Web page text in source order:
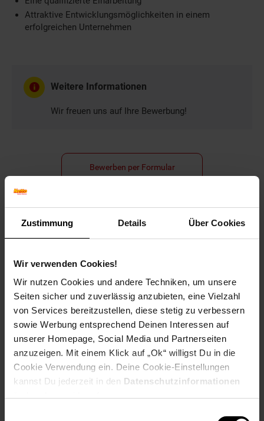
Zustimmung Details Über Cookies
Wir verwenden Cookies!
Wir nutzen Cookies und andere Techniken, um unsere
Seiten sicher und zuverlässig anzubieten, eine Vielzahl
von Services bereitzustellen, diese stetig zu verbessern
sowie Werbung entsprechend Deinen Interessen auf
unserer Homepage, Social Media und Partnerseiten
anzuzeigen. Mit einem Klick auf „Ok“ willigst Du in die
Cookie Verwendung ein. Deine Cookie-Einstellungen
kannst Du jederzeit in den Datenschutzinformationen
Attraktive Entwicklungsmöglichkeiten in einem
erfolgreichen Unternehmen
Weitere Informationen
Wir freuen uns auf Ihre Bewerbung!
Bewerben per Formular
Hinweis: Aus Gründen der leichteren Lesbarkeit verwenden
wir im Textverlauf die männliche Form der Anrede.
Selbstverständlich sind bei Netto Menschen jeder
Geschlechtsidentität willkommen.
Fußzeile
Weitere Online-Angebote